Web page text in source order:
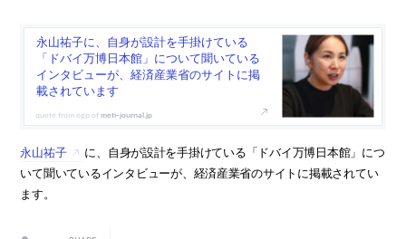
永山祐子に、自身が設計を手掛けている
「ドバイ万博日本館」について聞いている
インタビューが、経済産業省のサイトに掲
載されています
meti-journal.jp
永山祐子
に、自身が設計を手掛けている「ドバイ万博日本館」につ
いて聞いているインタビューが、経済産業省のサイトに掲載されてい
ます。